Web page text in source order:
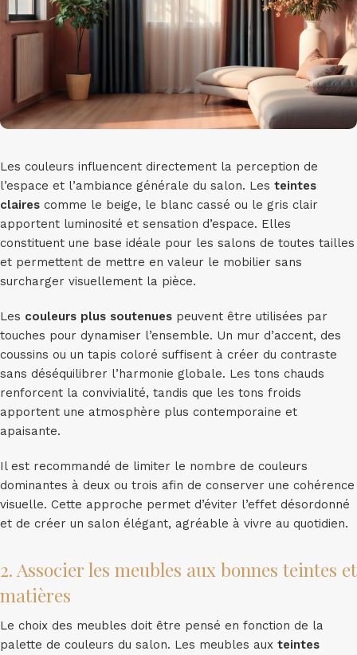
Les couleurs influencent directement la perception de
l’espace et l’ambiance générale du salon. Les teintes
claires comme le beige, le blanc cassé ou le gris clair
apportent luminosité et sensation d’espace. Elles
constituent une base idéale pour les salons de toutes tailles
et permettent de mettre en valeur le mobilier sans
surcharger visuellement la pièce.
Les couleurs plus soutenues peuvent être utilisées par
touches pour dynamiser l’ensemble. Un mur d’accent, des
coussins ou un tapis coloré suffisent à créer du contraste
sans déséquilibrer l’harmonie globale. Les tons chauds
renforcent la convivialité, tandis que les tons froids
apportent une atmosphère plus contemporaine et
apaisante.
Il est recommandé de limiter le nombre de couleurs
dominantes à deux ou trois afin de conserver une cohérence
visuelle. Cette approche permet d’éviter l’effet désordonné
et de créer un salon élégant, agréable à vivre au quotidien.
2. Associer les meubles aux bonnes teintes et
matières
Le choix des meubles doit être pensé en fonction de la
palette de couleurs du salon. Les meubles aux teintes